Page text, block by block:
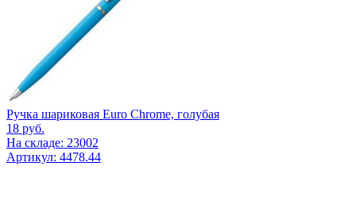
Ручка шариковая Euro Chrome, голубая
18 руб.
На складе: 23002
Артикул: 4478.44